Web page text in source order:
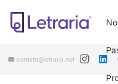
contato@letraria.net